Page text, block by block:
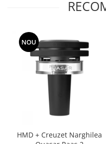
NOU
HMD + Creuzet Narghilea